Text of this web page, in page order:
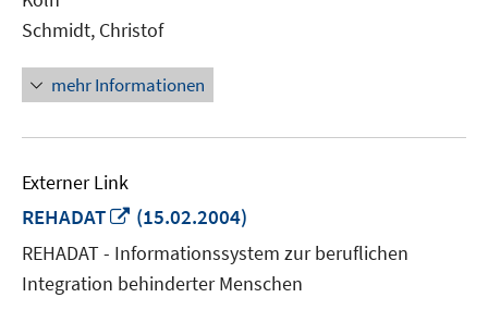
Schmidt, Christof
mehr Informationen
Externer Link
REHADAT
In
neuem
Fenster
öffnen
(15.02.2004)
REHADAT - Informationssystem zur beruflichen
Integration behinderter Menschen